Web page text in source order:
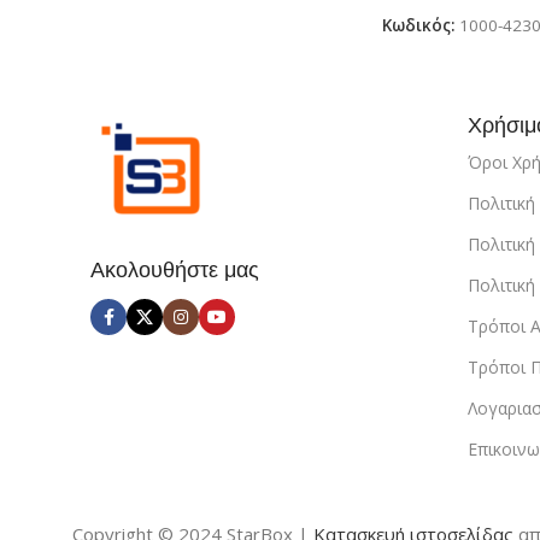
Κωδικός: 1000-
Ακολουθήστε μας
Όροι
Τρόποι
Τρόποι
Copyright © 2024 StarBox | Κατασκευή ιστοσελίδας